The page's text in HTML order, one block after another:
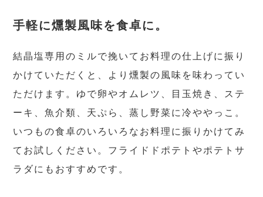
手軽に燻製風味を食卓に。
結晶塩専用のミルで挽いてお料理の仕上げに振り
かけていただくと、より燻製の風味を味わってい
ただけます。ゆで卵やオムレツ、目玉焼き、ステ
ーキ、魚介類、天ぷら、蒸し野菜に冷ややっこ。
いつもの食卓のいろいろなお料理に振りかけてみ
てお試しください。フライドドポテトやポテトサ
ラダにもおすすめです。